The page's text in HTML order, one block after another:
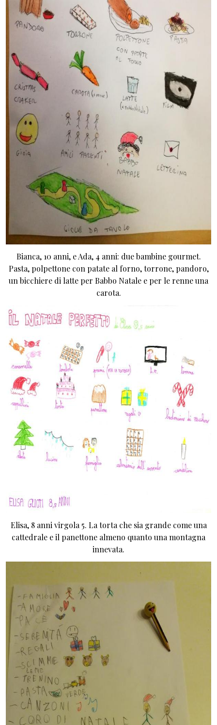
Bianca, 10 anni, e Ada, 4 anni: due bambine gourmet.
Pasta, polpettone con patate al forno, torrone, pandoro,
un bicchiere di latte per Babbo Natale e per le renne una
carota.
Elisa, 8 anni virgola 5. La torta che sia grande come una
cattedrale e il panettone almeno quanto una montagna
innevata.